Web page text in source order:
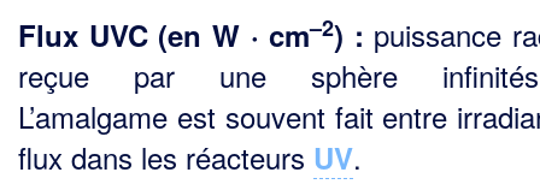
Flux UVC (en W · cm–2) : puissance
reçue par une sphère
L’amalgame est souvent fait entre
flux dans les réacteurs UV.